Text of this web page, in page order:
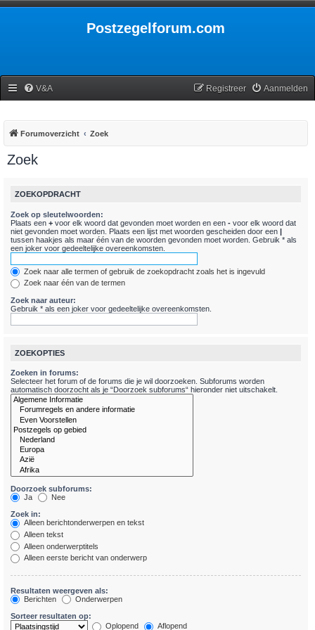
Postzegelforum.com
V&A Aanmelden
Registreer
Forumoverzicht Zoek
Zoek
ZOEKOPDRACHT
Zoek op sleutelwoorden:
Plaats een + voor elk woord dat gevonden moet worden en een - voor elk woord dat
niet gevonden moet worden. Plaats een lijst met woorden gescheiden door een |
tussen haakjes als maar één van de woorden gevonden moet worden. Gebruik * als
een joker voor gedeeltelijke overeenkomsten.
Zoek naar alle termen of gebruik de zoekopdracht zoals het is ingevuld
Zoek naar één van de termen
Zoek naar auteur:
Gebruik * als een joker voor gedeeltelijke overeenkomsten.
ZOEKOPTIES
Zoeken in forums:
Selecteer het forum of de forums die je wil doorzoeken. Subforums worden
automatisch doorzocht als je “Doorzoek subforums“ hieronder niet uitschakelt.
Doorzoek subforums:
Ja
Nee
Zoek in:
Alleen berichtonderwerpen en tekst
Alleen tekst
Alleen onderwerptitels
Alleen eerste bericht van onderwerp
Resultaten weergeven als:
Berichten
Onderwerpen
Sorteer resultaten op:
Oplopend
Aflopend